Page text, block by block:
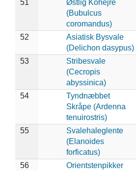
51
Østlig Kohejre
(Bubulcus
coromandus)
52
Asiatisk Bysvale
(Delichon dasypus)
53
Stribesvale
(Cecropis
abyssinica)
54
Tyndnæbbet
Skråpe (Ardenna
tenuirostris)
55
Svalehaleglente
(Elanoides
forficatus)
56
Orientstenpikker